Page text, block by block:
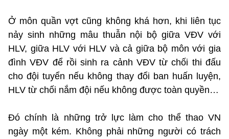
Ở môn quần vợt cũng không khá hơn, khi liên tục
nảy sinh những mâu thuẫn nội bộ giữa VĐV với
HLV, giữa HLV với HLV và cả giữa bộ môn với gia
đình VĐV để rồi sinh ra cảnh VĐV từ chối thi đấu
cho đội tuyển nếu không thay đổi ban huấn luyện,
HLV từ chối nắm đội nếu không được toàn quyền…
Đó chính là những trở lực làm cho thể thao VN
ngày một kém. Không phải những người có trách